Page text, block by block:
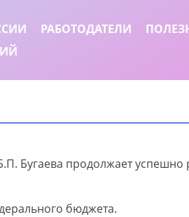
РАБОТОДАТЕЛИ
Бугаева продолжает
бюджета.